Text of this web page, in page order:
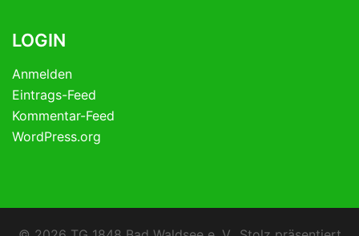
LOGIN
Anmelden
Eintrags-Feed
Kommentar-Feed
WordPress.org